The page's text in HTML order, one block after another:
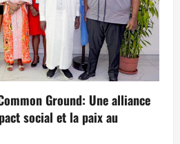
Ground: Une alliance
social et la paix au